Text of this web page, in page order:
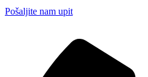
Pošaljite nam upit